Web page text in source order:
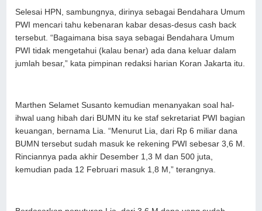
Selesai HPN, sambungnya, dirinya sebagai Bendahara Umum
PWI mencari tahu kebenaran kabar desas-desus cash back
tersebut. “Bagaimana bisa saya sebagai Bendahara Umum
PWI tidak mengetahui (kalau benar) ada dana keluar dalam
jumlah besar,” kata pimpinan redaksi harian Koran Jakarta itu.
Marthen Selamet Susanto kemudian menanyakan soal hal-
ihwal uang hibah dari BUMN itu ke staf sekretariat PWI bagian
keuangan, bernama Lia. “Menurut Lia, dari Rp 6 miliar dana
BUMN tersebut sudah masuk ke rekening PWI sebesar 3,6 M.
Rinciannya pada akhir Desember 1,3 M dan 500 juta,
kemudian pada 12 Februari masuk 1,8 M,” terangnya.